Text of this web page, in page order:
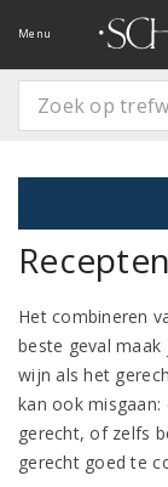
Menu
Recepten
Het combineren
beste geval
wijn als het
kan ook
gerecht, of zelfs
gerecht goed te